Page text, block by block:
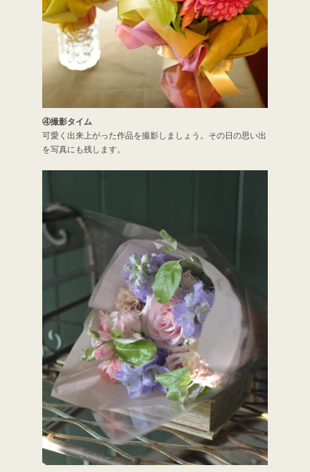
④撮影タイム
可愛く出来上がった作品を撮影しましょう。その日の思い出
を写真にも残します。